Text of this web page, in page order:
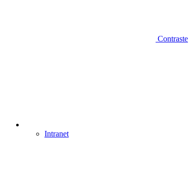
Contraste
Intranet